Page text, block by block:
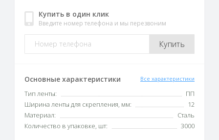
Купить в один клик
Введите номер телефона и мы перезвоним
Купить
Основные характеристики Все характеристики
Тип ленты:
ПП
Ширина ленты для скрепления, мм:
12
Материал:
Сталь
Количество в упаковке, шт:
3000